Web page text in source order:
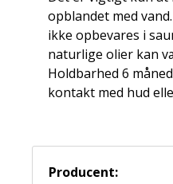
opblandet med
ikke opbevares i
naturlige olier kan
Holdbarhed 6
kontakt med hud
Producent: